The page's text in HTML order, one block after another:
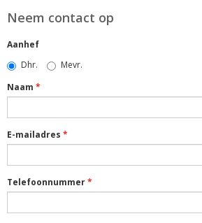
Neem contact op
Aanhef
Dhr.
Mevr.
Naam
E-mailadres
Telefoonnummer